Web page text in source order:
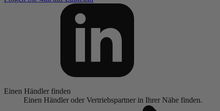
Einen Händler finden
Einen Händler oder Vertriebspartner in Ihrer Nähe finden.